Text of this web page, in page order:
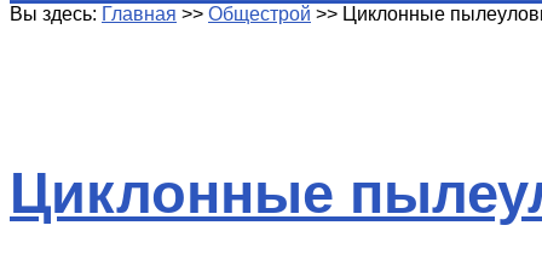
Вы здесь: Главная >> Общестрой >> Циклонные
Циклонные